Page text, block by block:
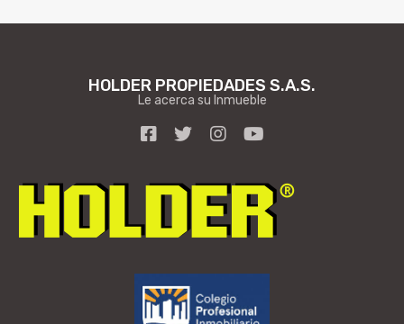
HOLDER PROPIEDADES S.A.S.
Le acerca su Inmueble